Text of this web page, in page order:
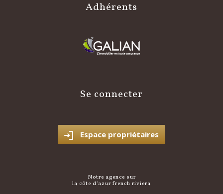
adhérents
se connecter
Espace propriétaires
notre agence sur
la côte d'azur french riviera